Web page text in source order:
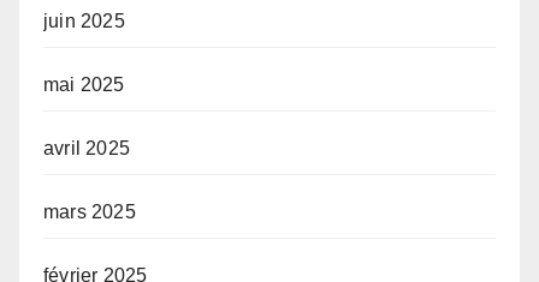
juin 2025
mai 2025
avril 2025
mars 2025
février 2025